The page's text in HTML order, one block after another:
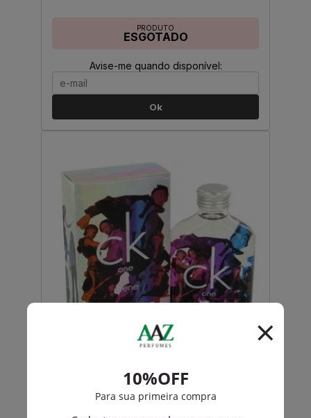
PRODUTO
ESGOTADO
Avise-me quando disponível:
Ok
Calvin Klein
Ck One Scene De Calvin Klein Unissex